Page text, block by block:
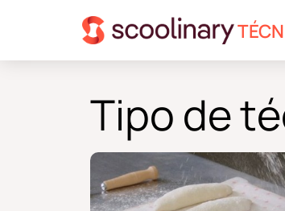
Tipo de